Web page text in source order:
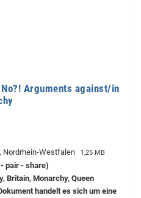
Arguments against/in
Nordrhein-Westfalen 1,25 MB
pair - share)
Britain, Monarchy, Queen
handelt es sich um eine